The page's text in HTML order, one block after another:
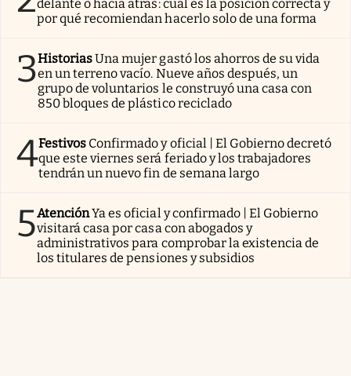
delante o hacia atrás: cuál es la posición correcta y
por qué recomiendan hacerlo solo de una forma
3HistoriasUna mujer gastó los ahorros de su vida
en un terreno vacío. Nueve años después, un
grupo de voluntarios le construyó una casa con
850 bloques de plástico reciclado
4Festivos Confirmado y oficial | El Gobierno decretó
que este viernes será feriado y los trabajadores
tendrán un nuevo fin de semana largo
5AtenciónYa es oficial y confirmado | El Gobierno
visitará casa por casa con abogados y
administrativos para comprobar la existencia de
los titulares de pensiones y subsidios